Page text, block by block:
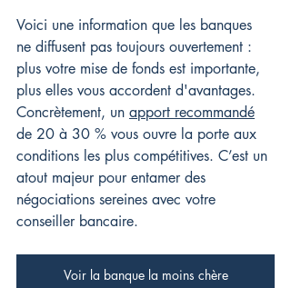
Voici une information que les banques
ne diffusent pas toujours ouvertement :
plus votre mise de fonds est importante,
plus elles vous accordent d'avantages.
Concrètement, un apport recommandé
de 20 à 30 % vous ouvre la porte aux
conditions les plus compétitives. C’est un
atout majeur pour entamer des
négociations sereines avec votre
conseiller bancaire.
Voir la banque la moins chère